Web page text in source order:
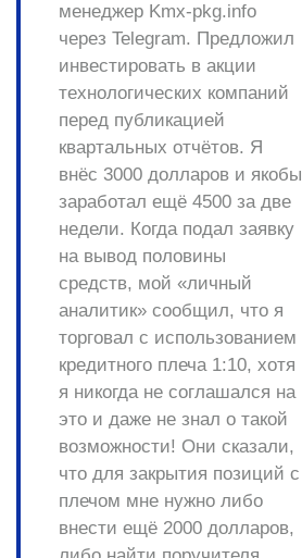
менеджер Kmx-pkg.info
через Telegram. Предложил
инвестировать в акции
технологических компаний
перед публикацией
квартальных отчётов. Я
внёс 3000 долларов и якобы
заработал ещё 4500 за две
недели. Когда подал заявку
на вывод половины
средств, мой «личный
аналитик» сообщил, что я
торговал с использованием
кредитного плеча 1:10, хотя
я никогда не соглашался на
это и даже не знал о такой
возможности! Они сказали,
что для закрытия позиций с
плечом мне нужно либо
внести ещё 2000 долларов,